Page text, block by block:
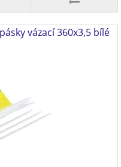
vázací 360x3,5 bílé